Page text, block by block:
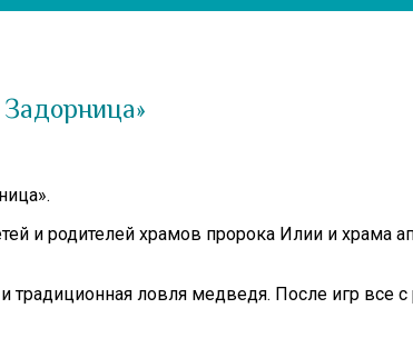
родителей храмов пророка Илии и храма
традиционная ловля медведя. После игр все с